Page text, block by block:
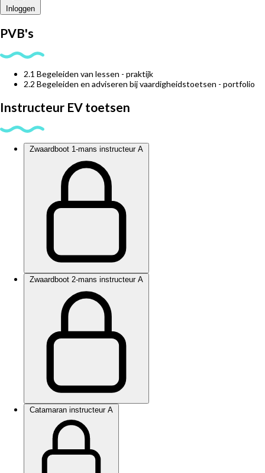
Inloggen
PVB's
2.1 Begeleiden van lessen - praktijk
2.2 Begeleiden en adviseren bij vaardigheidstoetsen - portfolio
Instructeur EV toetsen
Zwaardboot 1-mans instructeur A
Zwaardboot 2-mans instructeur A
Catamaran instructeur A